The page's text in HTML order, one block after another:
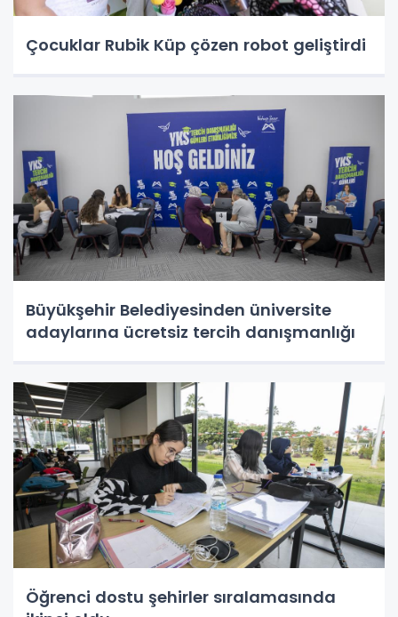
Çocuklar Rubik Küp çözen robot geliştirdi
Büyükşehir Belediyesinden üniversite
adaylarına ücretsiz tercih danışmanlığı
Öğrenci dostu şehirler sıralamasında